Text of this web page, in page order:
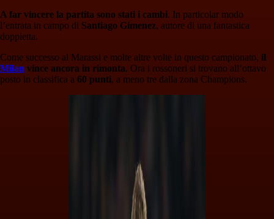
A far vincere la partita sono stati i cambi. In particolar modo
l’entrata in campo di Santiago Gimenez, autore di una fantastica
doppietta.
Come successo al Marassi e molte altre volte in questo campionato, il
Milan vince ancora in rimonta. Ora i rossoneri si trovano all’ottavo
posto in classifica a 60 punti, a meno tre dalla zona Champions.